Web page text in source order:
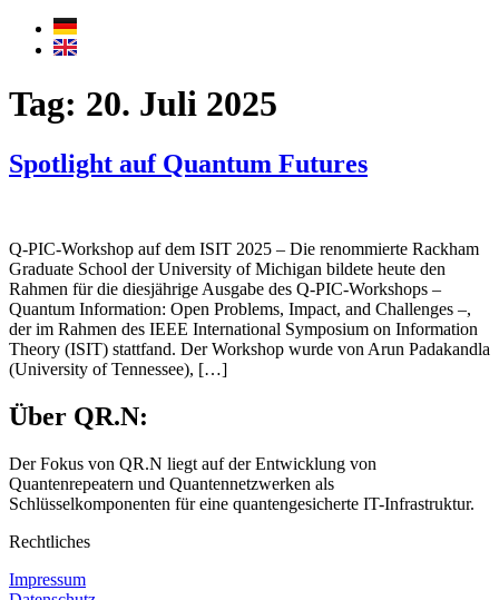
Tag: 20. Juli 2025
Spotlight auf Quantum Futures
Q-PIC-Workshop auf dem ISIT 2025 – Die renommierte Rackham
Graduate School der University of Michigan bildete heute den
Rahmen für die diesjährige Ausgabe des Q-PIC-Workshops –
Quantum Information: Open Problems, Impact, and Challenges –,
der im Rahmen des IEEE International Symposium on Information
Theory (ISIT) stattfand. Der Workshop wurde von Arun Padakandla
(University of Tennessee), […]
Über QR.N:
Der Fokus von QR.N liegt auf der Entwicklung von
Quantenrepeatern und Quantennetzwerken als
Schlüsselkomponenten für eine quantengesicherte IT-Infrastruktur.
Rechtliches
Impressum